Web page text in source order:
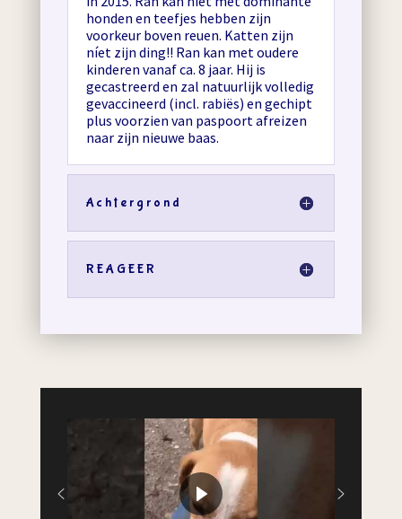
honden en teefjes hebben zijn
voorkeur boven reuen. Katten zijn
níet zijn ding!! Ran kan met oudere
kinderen vanaf ca. 8 jaar. Hij is
gecastreerd en zal natuurlijk volledig
gevaccineerd (incl. rabiës) en gechipt
plus voorzien van paspoort afreizen
naar zijn nieuwe baas.
Achtergrond
REAGEER